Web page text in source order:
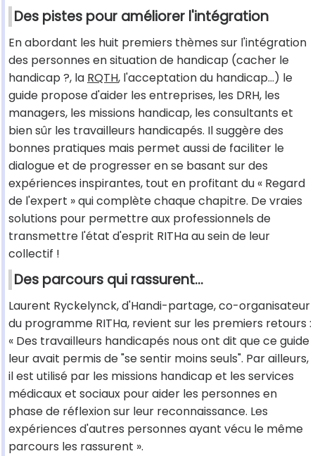
Des pistes pour améliorer l'intégration
En abordant les huit premiers thèmes sur l'intégration
des personnes en situation de handicap (cacher le
handicap ?, la RQTH, l'acceptation du handicap...) le
guide propose d'aider les entreprises, les DRH, les
managers, les missions handicap, les consultants et
bien sûr les travailleurs handicapés. Il suggère des
bonnes pratiques mais permet aussi de faciliter le
dialogue et de progresser en se basant sur des
expériences inspirantes, tout en profitant du « Regard
de l'expert » qui complète chaque chapitre. De vraies
solutions pour permettre aux professionnels de
transmettre l'état d'esprit RITHa au sein de leur
collectif !
Des parcours qui rassurent...
Laurent Ryckelynck, d'Handi-partage, co-organisateur
du programme RITHa, revient sur les premiers retours :
« Des travailleurs handicapés nous ont dit que ce guide
leur avait permis de "se sentir moins seuls". Par ailleurs,
il est utilisé par les missions handicap et les services
médicaux et sociaux pour aider les personnes en
phase de réflexion sur leur reconnaissance. Les
expériences d'autres personnes ayant vécu le même
parcours les rassurent ».